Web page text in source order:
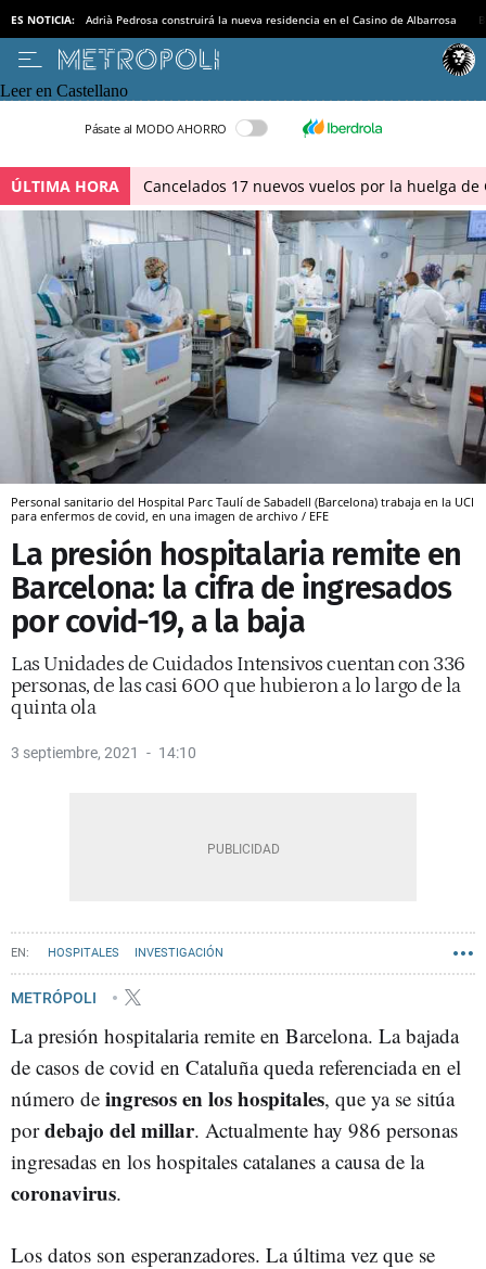
ES NOTICIA: Adrià Pedrosa construirá la nueva residencia en el Casino de Albarrosa
Leer en Castellano
Pásate al MODO AHORRO
ÚLTIMA HORA Cancelados 17 nuevos vuelos por la huelga
Personal sanitario del Hospital Parc Taulí de Sabadell (Barcelona) trabaja en la UCI
para enfermos de covid, en una imagen de archivo / EFE
La presión hospitalaria remite en
Barcelona: la cifra de ingresados
por covid-19, a la baja
Las Unidades de Cuidados Intensivos cuentan con 336
personas, de las casi 600 que hubieron a lo largo de la
quinta ola
3 septiembre, 2021 14:10
HOSPITALES INVESTIGACIÓN
METRÓPOLI
La presión hospitalaria remite en Barcelona. La bajada
de casos de covid en Cataluña queda referenciada en el
número de ingresos en los hospitales, que ya se sitúa
pordebajo del millar. Actualmente hay 986 personas
ingresadas en los hospitales catalanes a causa de la
coronavirus.
Los datos son esperanzadores. La última vez que se